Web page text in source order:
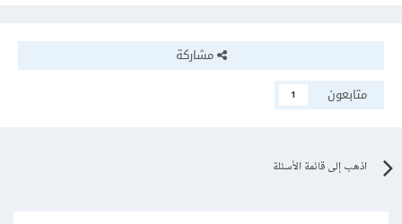
مشاركة
متابعون
1
اذهب إلى قائمة الأسئلة